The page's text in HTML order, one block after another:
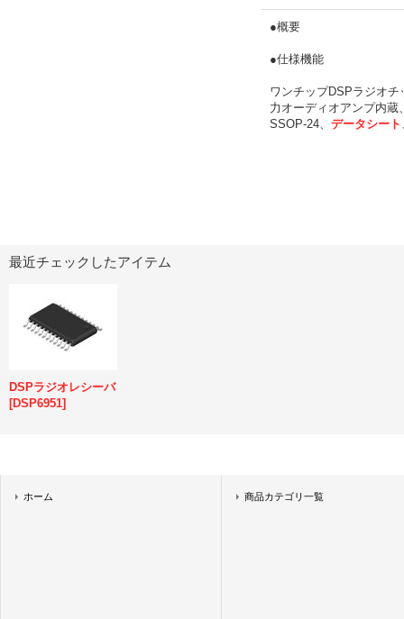
●概要
●仕様機能
ワンチップDSPラジオ
力オーディオアンプ内
SSOP-24、 データシート
最近チェックしたアイテム
DSPラジオレシーバ
[DSP6951]
ホーム 商品カテゴリ一覧